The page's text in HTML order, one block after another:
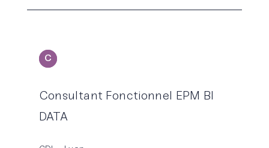
C ONSEIL
Consultant Fonctionnel EPM BI
DATA